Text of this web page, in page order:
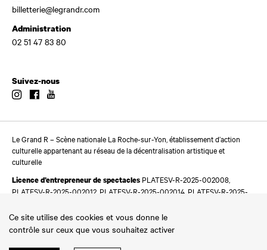
billetterie@legrandr.com
Administration
02 51 47 83 80
Suivez-nous
InstagramFacebook
Le Grand R – Scène nationale La Roche-sur-Yon, établissement d’action
culturelle appartenant au réseau de la décentralisation artistique et
culturelle
Licence d’entrepreneur de spectacles PLATESV-R-2025-002008,
PLATESV-R-2025-002012, PLATESV-R-2025-002014, PLATESV-R-2025-
Ce site utilise des cookies et vous donne le
contrôle sur ceux que vous souhaitez activer